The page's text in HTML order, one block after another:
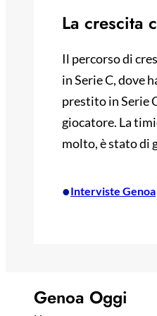
La crescita
Il percorso di
in Serie C, dove
prestito in Serie
giocatore. La
molto, è stato di
•Interviste Genoa
Genoa Oggi